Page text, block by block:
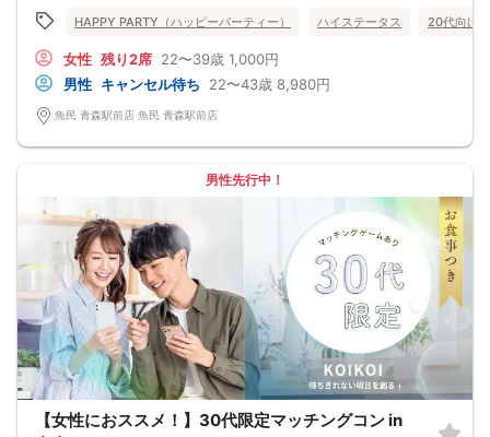
定期的に席替えをして全員の方と交流して頂き、連絡先の交換も自由です♪
お一人様も多数参加されておられますので、ご安心してご参加下さい♪
◇◆◇◆◇◆◇◆◇◆◇◆◇◆◇◆◇◆◇
□受付は開始10分前からとさせて頂きます。
□開催店舗様には『街コンで来ました』とお伝えください。受付まで案内させて
頂きます。
□当日現金支払いの方は受付にて参加費をお支払い下さい。
または13：00以降にキャンセルにより最少催行人数を下回った場合は、中止と
□最少催行人数が男性2名・女性2名以上からとなっております。
（男女比の調整を行っておりますが、キャンセル等によって変動がある場合がご
ざいます。原則、男女比に関わらず,最少催行人数を下回った場合に限り、「中
止」及び「返金」させて頂きます。）
HAPPY PARTY（ハッピーパーティー） ハイステータス 20代向け
女性 残り2席 22〜39歳 1,000円
男性 キャンセル待ち 22〜43歳 8,980円
魚民 青森駅前店 魚民 青森駅前店
男性先行中！
【女性におススメ！】30代限定マッチングコン in